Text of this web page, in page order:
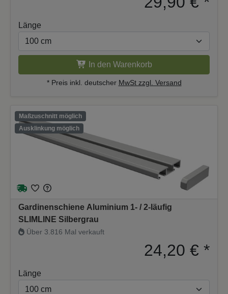
Länge
In den Warenkorb
* Preis inkl. deutscher MwSt zzgl. Versand
Maßzuschnitt möglich
Ausklinkung möglich
Gardinenschiene Aluminium 1- / 2-läufig
SLIMLINE Silbergrau
Über 3.816 Mal verkauft
24,20 € *
Länge